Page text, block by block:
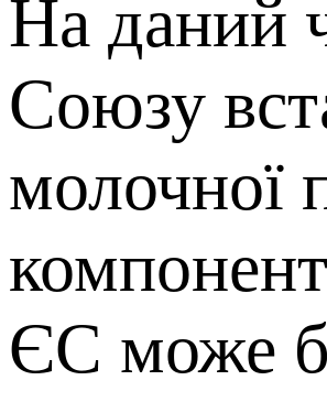
На даний
Союзу
молочної
ЄС може